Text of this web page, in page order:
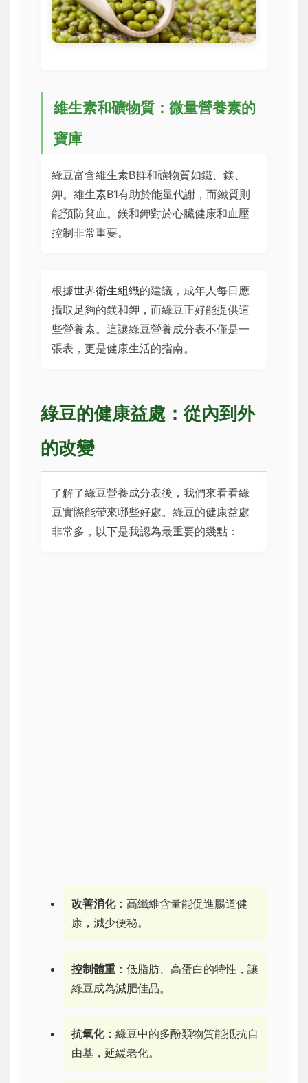
維生素和礦物質：微量營養素的
寶庫
綠豆富含維生素B群和礦物質如鐵、鎂、
鉀。維生素B1有助於能量代謝，而鐵質則
能預防貧血。鎂和鉀對於心臟健康和血壓
控制非常重要。
根據世界衛生組織的建議，成年人每日應
攝取足夠的鎂和鉀，而綠豆正好能提供這
些營養素。這讓綠豆營養成分表不僅是一
張表，更是健康生活的指南。
綠豆的健康益處：從內到外
的改變
了解了綠豆營養成分表後，我們來看看綠
豆實際能帶來哪些好處。綠豆的健康益處
非常多，以下是我認為最重要的幾點：
改善消化：高纖維含量能促進腸道健
康，減少便秘。
控制體重：低脂肪、高蛋白的特性，讓
綠豆成為減肥佳品。
抗氧化：綠豆中的多酚類物質能抵抗自
由基，延緩老化。